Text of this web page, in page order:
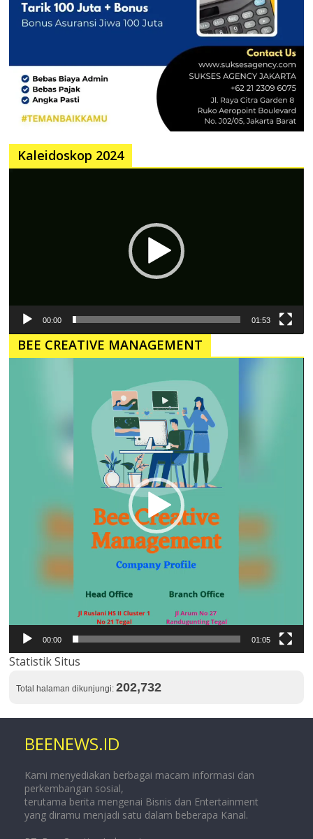
Kaleidoskop 2024
00:00 01:53
BEE CREATIVE MANAGEMENT
00:00 01:05
Statistik Situs
Total halaman dikunjungi:202,732
BEENEWS.ID
Kami menyediakan berbagai macam informasi dan
perkembangan sosial,
terutama berita mengenai Bisnis dan Entertainment
yang diramu menjadi satu dalam beberapa Kanal.